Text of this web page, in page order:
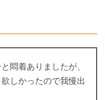
悶着ありましたが、
しかったので我慢出